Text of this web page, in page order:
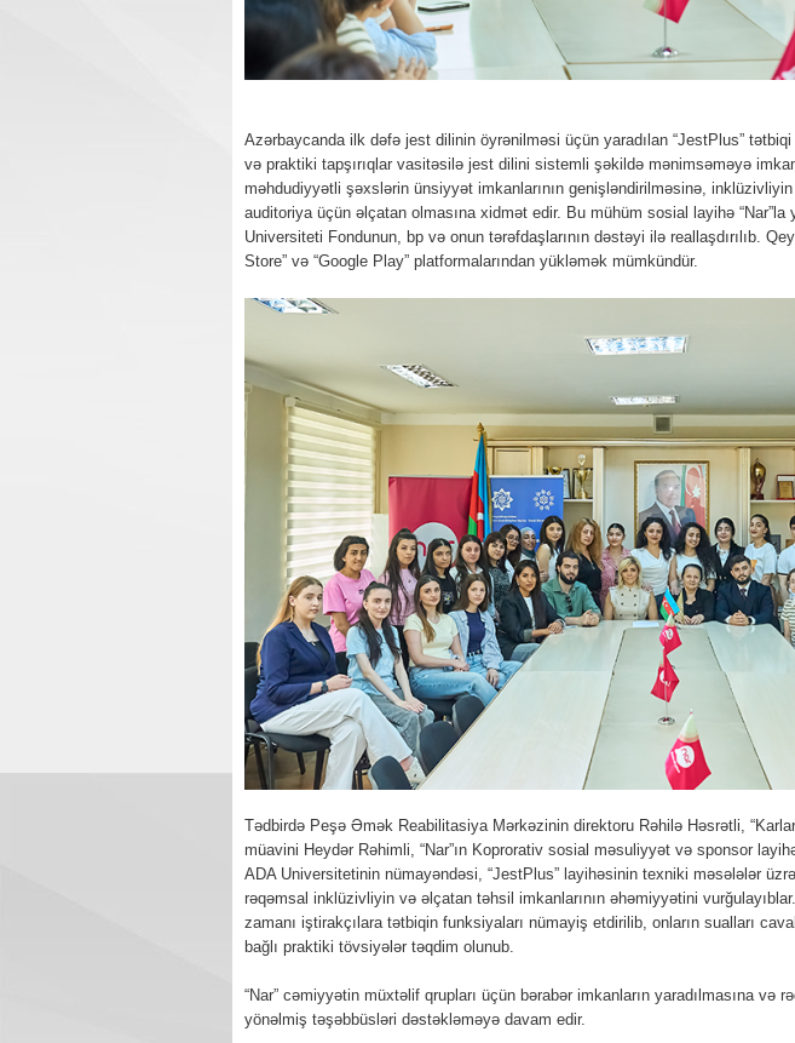
Azərbaycanda ilk dəfə jest dilinin öyrənilməsi üçün yaradılan “JestPlus”
və praktiki tapşırıqlar vasitəsilə jest dilini sistemli şəkildə mənimsəməyə
məhdudiyyətli şəxslərin ünsiyyət imkanlarının genişləndirilməsinə,
auditoriya üçün əlçatan olmasına xidmət edir. Bu mühüm sosial layihə “Nar”la
Universiteti Fondunun, bp və onun tərəfdaşlarının dəstəyi ilə reallaşdırılıb.
Store” və “Google Play” platformalarından yükləmək mümkündür.
Tədbirdə Peşə Əmək Reabilitasiya Mərkəzinin direktoru Rəhilə Həsrətli,
müavini Heydər Rəhimli, “Nar”ın Koprorativ sosial məsuliyyət və sponsor
ADA Universitetinin nümayəndəsi, “JestPlus” layihəsinin texniki məsələlər
rəqəmsal inklüzivliyin və əlçatan təhsil imkanlarının əhəmiyyətini
zamanı iştirakçılara tətbiqin funksiyaları nümayiş etdirilib, onların sualları
bağlı praktiki tövsiyələr təqdim olunub.
“Nar” cəmiyyətin müxtəlif qrupları üçün bərabər imkanların yaradılmasına və
yönəlmiş təşəbbüsləri dəstəkləməyə davam edir.